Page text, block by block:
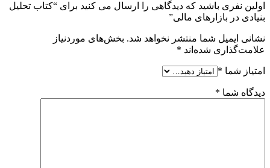
اولین نفری باشید که دیدگاهی را ارسال می کنید برای “کتاب تحلیل
بنیادی در بازارهای مالی”
نشانی ایمیل شما منتشر نخواهد شد. بخش‌های موردنیاز
علامت‌گذاری شده‌اند *
امتیاز شما *
دیدگاه شما *